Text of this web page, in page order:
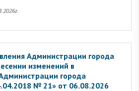
Администрации города
изменений в
города
№ 21» от 06.08.2026